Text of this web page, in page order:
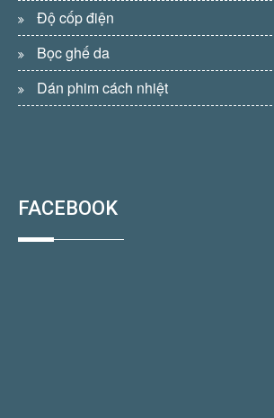
Độ cốp điện
Bọc ghế da
Dán phim cách nhiệt
FACEBOOK